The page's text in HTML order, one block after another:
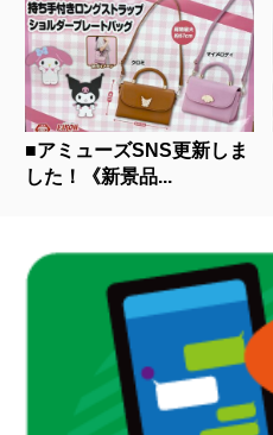
■アミューズSNS更新しま
した！《新景品...